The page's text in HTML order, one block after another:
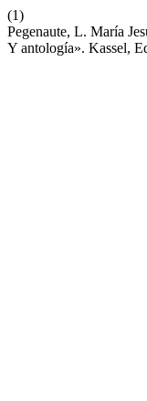
(1)
Pegenaute, L. María
Y antología». Kassel,